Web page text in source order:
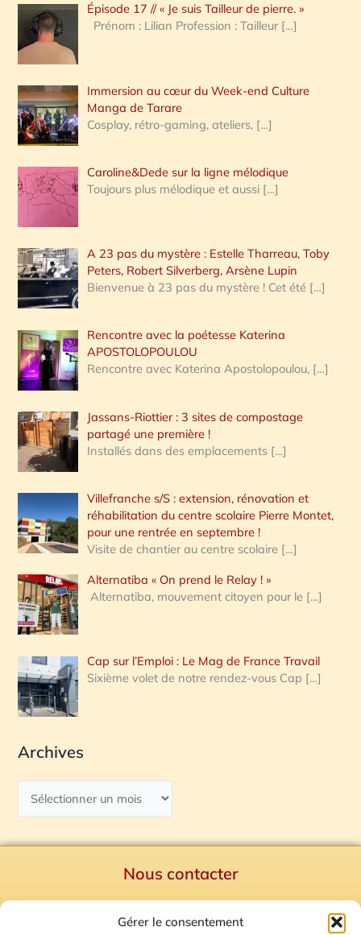
Gérer le consentement
h
e
:
Épisode 17 // « Je suis Tailleur de pierre. »
Prénom : Lilian Profession : Tailleur […]
Immersion au cœur du Week-end Culture
Manga de Tarare
Cosplay, rétro-gaming, ateliers, […]
Caroline&Dede sur la ligne mélodique
Toujours plus mélodique et aussi […]
A 23 pas du mystère : Estelle Tharreau, Toby
Peters, Robert Silverberg, Arsène Lupin
Bienvenue à 23 pas du mystère ! Cet été […]
Rencontre avec la poétesse Katerina
APOSTOLOPOULOU
Rencontre avec Katerina Apostolopoulou, […]
Jassans-Riottier : 3 sites de compostage
partagé une première !
Installés dans des emplacements […]
Villefranche s/S : extension, rénovation et
réhabilitation du centre scolaire Pierre Montet,
pour une rentrée en septembre !
Visite de chantier au centre scolaire […]
Alternatiba « On prend le Relay ! »
Alternatiba, mouvement citoyen pour le […]
Cap sur l’Emploi : Le Mag de France Travail
Sixième volet de notre rendez-vous Cap […]
Archives
Nous contacter